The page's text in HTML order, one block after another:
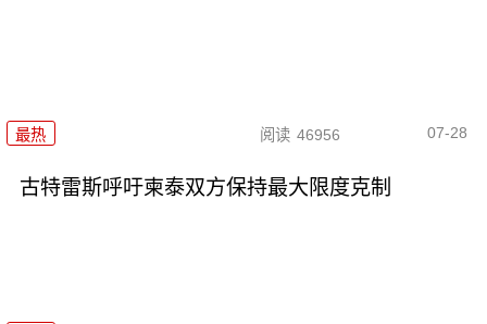
最热 阅读 46956 07-28
古特雷斯呼吁柬泰双方保持最大限度克制